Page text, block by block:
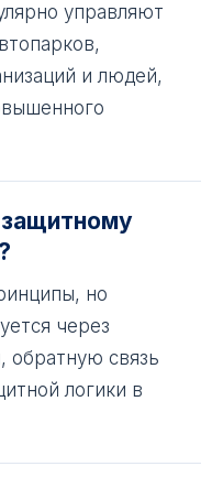
управляют
и людей,
но
через
обратную связь
логики в